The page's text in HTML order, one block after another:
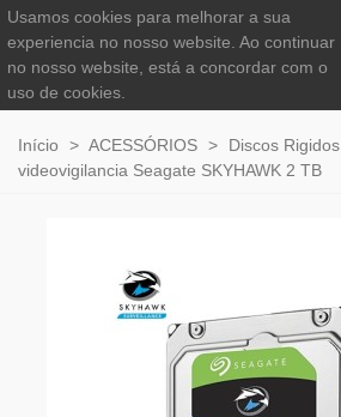
Início > ACESSÓRIOS > Discos Rigidos
videovigilancia Seagate SKYHAWK 2 TB
Usamos cookies para melhorar a sua
experiencia no nosso website. Ao continuar
no nosso website, está a concordar com o
uso de cookies.